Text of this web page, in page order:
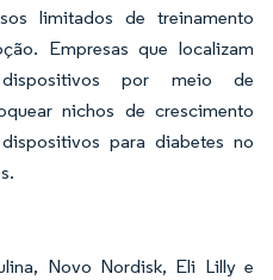
limitados de treinamento
Empresas que localizam
por meio de
nichos de crescimento
para diabetes no
Novo Nordisk, Eli Lilly e